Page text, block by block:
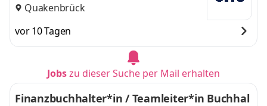
Quakenbrück
vor 10 Tagen
Jobszu dieser Suche per Mail erhalten
Finanzbuchhalter*in / Teamleiter*in Buchhal